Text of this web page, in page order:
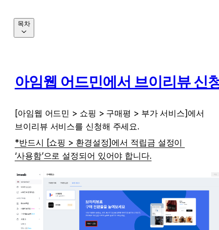
아임웹 어드민에서 브이리뷰 신
[아임웹 어드민 > 쇼핑 > 구매평 > 부가 서비스]에서
브이리뷰 서비스를 신청해 주세요.
*반드시 [쇼핑 > 환경설정]에서 적립금 설정이
‘사용함’으로 설정되어 있어야 합니다.
목차